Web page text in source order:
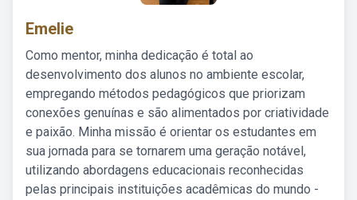
Emelie
Como mentor, minha dedicação é total ao
desenvolvimento dos alunos no ambiente escolar,
empregando métodos pedagógicos que priorizam
conexões genuínas e são alimentados por criatividade
e paixão. Minha missão é orientar os estudantes em
sua jornada para se tornarem uma geração notável,
utilizando abordagens educacionais reconhecidas
pelas principais instituições acadêmicas do mundo -